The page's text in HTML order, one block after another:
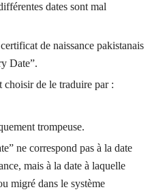
dates sont mal
de naissance pakistanais
Date”.
de le traduire par :
trompeuse.
ne correspond pas à la date
mais à la date à laquelle
migré dans le système